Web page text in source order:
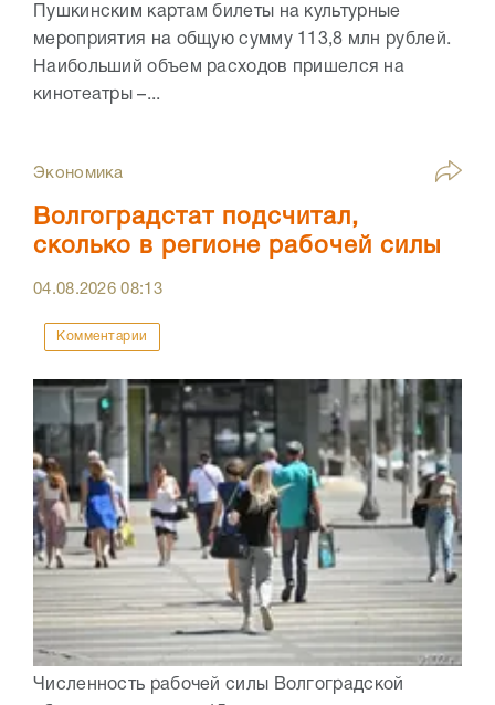
Пушкинским картам билеты на культурные
мероприятия на общую сумму 113,8 млн рублей.
Наибольший объем расходов пришелся на
кинотеатры –...
Экономика
Волгоградстат подсчитал,
сколько в регионе рабочей силы
04.08.202608:13
Комментарии
Численность рабочей силы Волгоградской